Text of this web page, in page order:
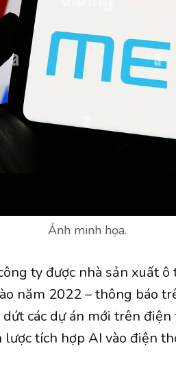
Ảnh minh họa.
ty được nhà sản xuất
năm 2022 – thông báo
các dự án mới trên
tích hợp AI vào điện